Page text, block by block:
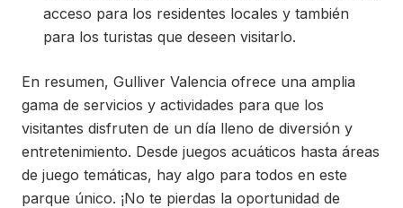
acceso para los residentes locales y también
para los turistas que deseen visitarlo.
En resumen, Gulliver Valencia ofrece una amplia
gama de servicios y actividades para que los
visitantes disfruten de un día lleno de diversión y
entretenimiento. Desde juegos acuáticos hasta áreas
de juego temáticas, hay algo para todos en este
parque único. ¡No te pierdas la oportunidad de